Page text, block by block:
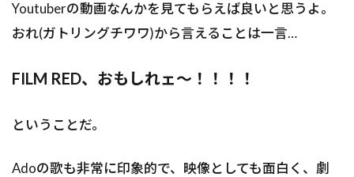
Youtuberの動画なんかを見てもらえば良いと思うよ。
おれ(ガトリングチワワ)から言えることは一言…
FILM RED、おもしれェ〜！！！！
ということだ。
Adoの歌も非常に印象的で、映像としても面白く、劇